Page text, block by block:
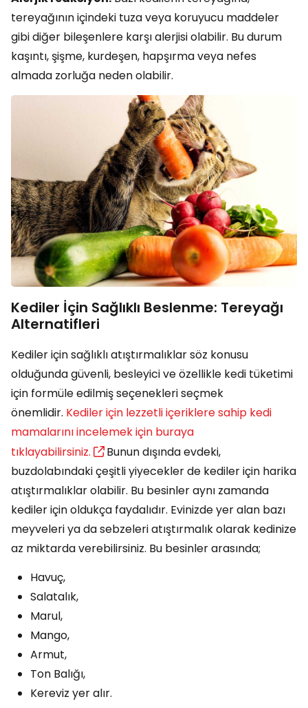
tereyağının içindeki tuza veya koruyucu maddeler
gibi diğer bileşenlere karşı alerjisi olabilir. Bu durum
kaşıntı, şişme, kurdeşen, hapşırma veya nefes
almada zorluğa neden olabilir.
Kediler İçin Sağlıklı Beslenme: Tereyağı
Alternatifleri
Kediler için sağlıklı atıştırmalıklar söz konusu
olduğunda güvenli, besleyici ve özellikle kedi tüketimi
için formüle edilmiş seçenekleri seçmek
önemlidir. Kediler için lezzetli içeriklere sahip kedi
mamalarını incelemek için buraya
tıklayabilirsiniz.
Bunun dışında evdeki,
buzdolabındaki çeşitli yiyecekler de kediler için harika
atıştırmalıklar olabilir. Bu besinler aynı zamanda
kediler için oldukça faydalıdır. Evinizde yer alan bazı
meyveleri ya da sebzeleri atıştırmalık olarak kedinize
az miktarda verebilirsiniz. Bu besinler arasında;
Havuç,
Salatalık,
Marul,
Mango,
Armut,
Ton Balığı,
Kereviz yer alır.